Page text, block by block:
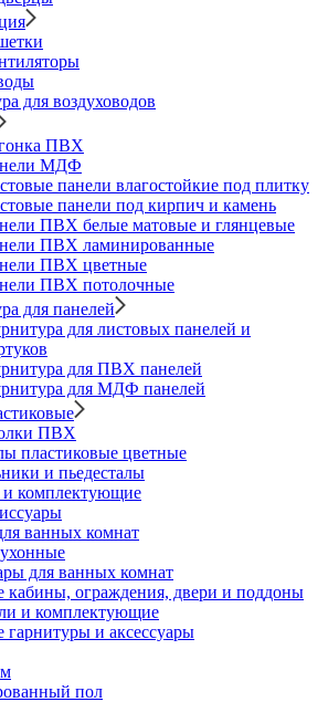
для воздуховодов
ПВХ
МДФ
панели влагостойкие под плитку
панели под кирпич и камень
ПВХ белые матовые и глянцевые
ПВХ ламинированные
ПВХ цветные
ПВХ потолочные
для панелей
для листовых панелей и
для ПВХ панелей
для МДФ панелей
ПВХ
пластиковые цветные
и пьедесталы
и комплектующие
ванных комнат
для ванных комнат
кабины, ограждения, двери и поддоны
и комплектующие
и аксессуары
пол